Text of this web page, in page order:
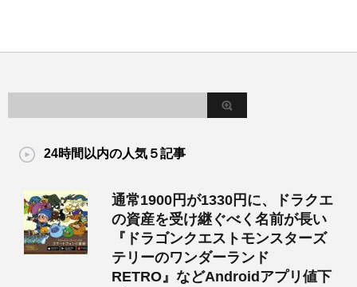
24時間以内の人気５記事
通常1900円が1330円に、ドラクエ
の資産を受け継ぐべく名前が長い
『ドラゴンクエストモンスターズ
テリーのワンダーランド
RETRO』などAndroidアプリ値下